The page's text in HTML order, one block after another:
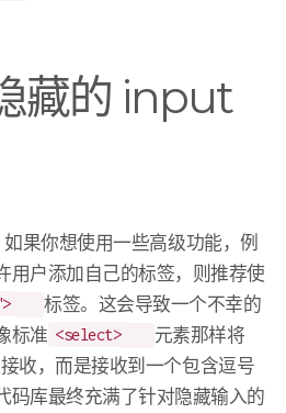
藏的 input
果你想使用一些高级功能，例
用户添加自己的标签，则推荐使
标签。这会导致一个不幸的
标准 <select>
元素那样将
收，而是接收到一个包含逗号
码库最终充满了针对隐藏输入的